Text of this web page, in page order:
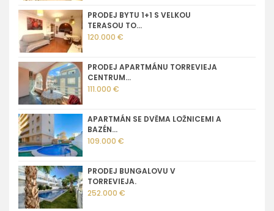
PRODEJ BYTU 1+1 S VELKOU
TERASOU TO...
120.000 €
PRODEJ APARTMÁNU TORREVIEJA
CENTRUM...
111.000 €
APARTMÁN SE DVĚMA LOŽNICEMI A
BAZÉN...
109.000 €
PRODEJ BUNGALOVU V
TORREVIEJA.
252.000 €